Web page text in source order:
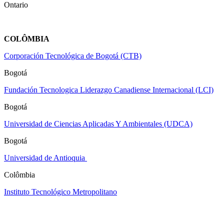
Ontario
COLÔMBIA
Corporación Tecnológica de Bogotá (CTB)
Bogotá
Fundación Tecnologica Liderazgo Canadiense Internacional (LCI)
Bogotá
Universidad de Ciencias Aplicadas Y Ambientales (UDCA)
Bogotá
Universidad de Antioquia
Colômbia
Instituto Tecnológico Metropolitano